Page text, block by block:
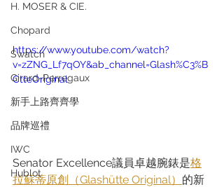
H. MOSER & CIE.
Chopard
Swatch
Girard-Perregaux
新手上路齊齊學
品牌巡禮
IWC
Hublot
https://www.youtube.com/watch?
v=zZNG_Lf7qOY&ab_channel=Glash%C3%B
CtteOriginal
Senator Excellence議員卓越腕錶是格
拉蘇蒂原創（Glashütte Original） 的新